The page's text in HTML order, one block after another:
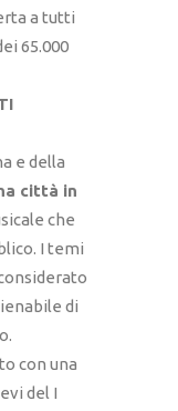
a tutti
65.000
e della
città in
che
I temi
di
con una
del I